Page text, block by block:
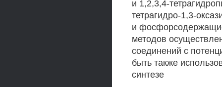
и 1,2,3,4-
тетрагидро-1,3-
и
методов
соединений с
быть также
синтезе